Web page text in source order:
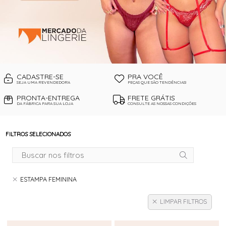
CADASTRE-SE
SEJA UMA REVENDEDORA
PRA VOCÊ
PEÇAS QUE SÃO TENDÊNCIAS!
PRONTA-ENTREGA
DA FÁBRICA PARA SUA LOJA
FRETE GRÁTIS
CONSULTE AS NOSSAS CONDIÇÕES
FILTROS SELECIONADOS
ESTAMPA FEMININA
LIMPAR FILTROS